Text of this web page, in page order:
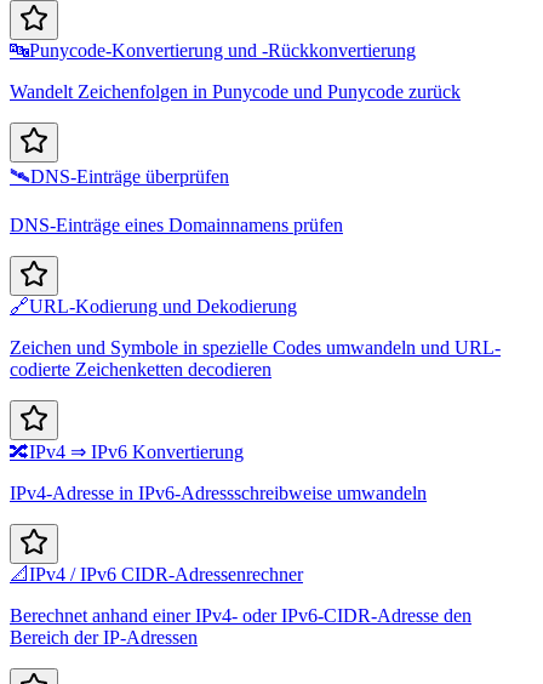
🔤Punycode-Konvertierung und -Rückkonvertierung
Wandelt Zeichenfolgen in Punycode und Punycode zurück
🛰️DNS-Einträge überprüfen
DNS-Einträge eines Domainnamens prüfen
🔗URL-Kodierung und Dekodierung
Zeichen und Symbole in spezielle Codes umwandeln und URL-
codierte Zeichenketten decodieren
🔀IPv4 ⇒ IPv6 Konvertierung
IPv4-Adresse in IPv6-Adressschreibweise umwandeln
📐IPv4 / IPv6 CIDR-Adressenrechner
Berechnet anhand einer IPv4- oder IPv6-CIDR-Adresse den
Bereich der IP-Adressen